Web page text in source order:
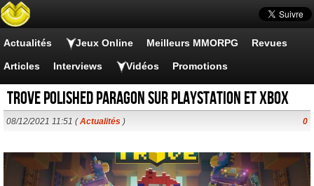
Actualités Jeux Online Meilleurs MMORPG Revues
Articles Interviews Vidéos Promotions
Trove Polished Paragon sur Playstation et XBox
08/12/2021 11:51 (Actualités ) 0